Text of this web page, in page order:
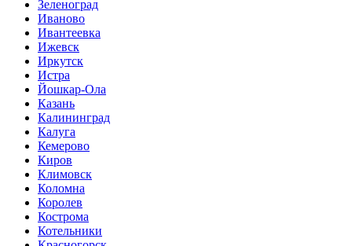
Зеленоград
Иваново
Ивантеевка
Ижевск
Иркутск
Истра
Йошкар-Ола
Казань
Калининград
Калуга
Кемерово
Киров
Климовск
Коломна
Королев
Кострома
Котельники